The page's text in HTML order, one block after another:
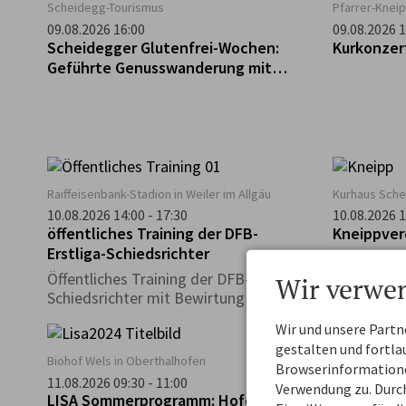
Scheidegg-Tourismus
09.08.2026 16:00
Scheidegger Glutenfrei-Wochen:
Geführte Genusswanderung mit
Pfarrer-
09.08.2026
Raiffeisenbank-Stadion in Weiler im Allgäu
10.08.2026 14:00 - 17:30
öffentliches Training der DFB-
Erstliga-Schiedsrichter
Öffentliches Training der DFB-Erstliga-
Schiedsrichter mit Bewirtung
Kurhaus
10.08.2026
Biohof Wels in Oberthalhofen
11.08.2026 09:30 - 11:00
LISA Sommerprogramm: Hofeinblicke
11.08.2026
Wir
Wir und unsere
gestalten und
Verwendung zu.